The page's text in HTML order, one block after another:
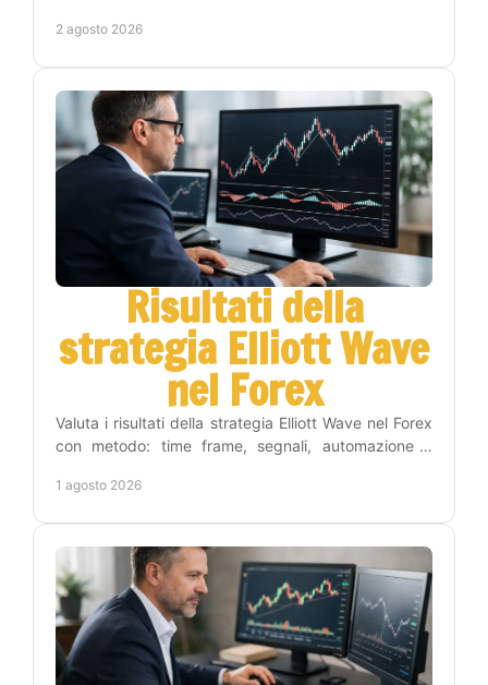
disciplina.
2 agosto 2026
Risultati della
strategia Elliott Wave
nel Forex
Valuta i risultati della strategia Elliott Wave nel Forex
con metodo: time frame, segnali, automazione e
1 agosto 2026